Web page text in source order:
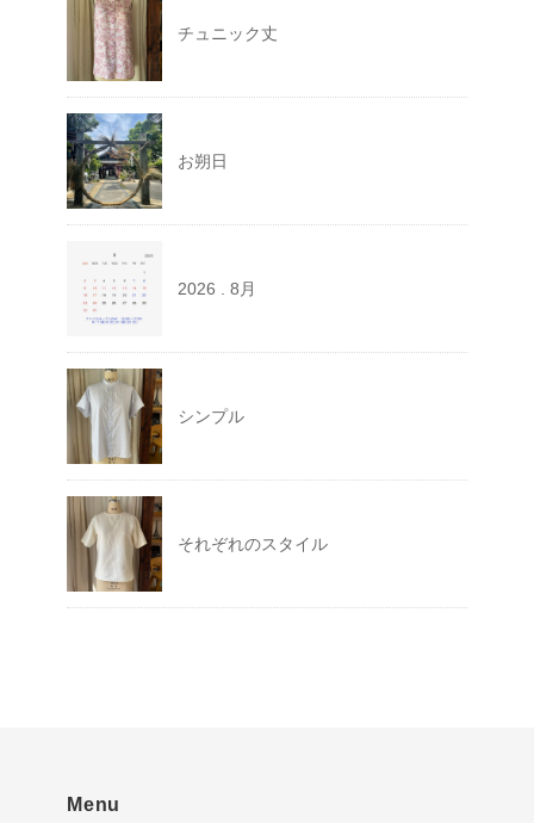
チュニック丈
お朔日
2026 . 8月
シンプル
それぞれのスタイル
Menu